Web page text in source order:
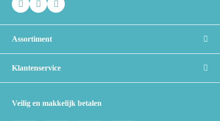
Assortiment
Klantenservice
Veilig en makkelijk betalen